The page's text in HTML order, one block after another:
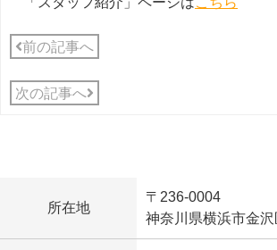
前の記事へ
次の記事へ
所在地
〒236-0004
神奈川県横浜市金